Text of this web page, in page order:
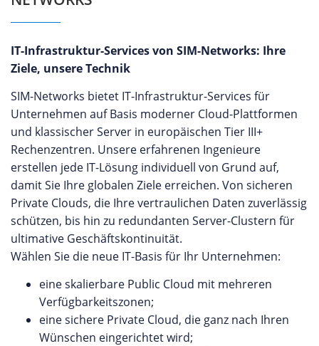
IT-Infrastruktur-Services von SIM-Networks: Ihre
Ziele, unsere Technik
SIM-Networks bietet IT-Infrastruktur-Services für
Unternehmen auf Basis moderner Cloud-Plattformen
und klassischer Server in europäischen Tier III+
Rechenzentren. Unsere erfahrenen Ingenieure
erstellen jede IT-Lösung individuell von Grund auf,
damit Sie Ihre globalen Ziele erreichen. Von sicheren
Private Clouds, die Ihre vertraulichen Daten zuverlässig
schützen, bis hin zu redundanten Server-Clustern für
ultimative Geschäftskontinuität.
Wählen Sie die neue IT-Basis für Ihr Unternehmen:
eine skalierbare Public Cloud mit mehreren
Verfügbarkeitszonen;
eine sichere Private Cloud, die ganz nach Ihren
Wünschen eingerichtet wird;